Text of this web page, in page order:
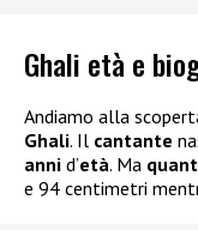
Ghali età e
Andiamo alla
Ghali. Il cantante
anni d’età. Ma
e 94 centimetri